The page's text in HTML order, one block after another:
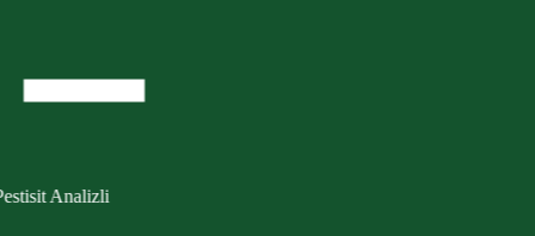
Analizli